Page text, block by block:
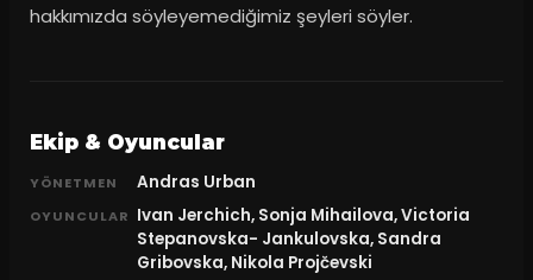
hakkımızda söyleyemediğimiz şeyleri söyler.
Ekip & Oyuncular
YÖNETMEN Andras Urban
OYUNCULAR Ivan Jerchich, Sonja Mihailova, Victoria
Stepanovska- Jankulovska, Sandra
Gribovska, Nikola Projčevski